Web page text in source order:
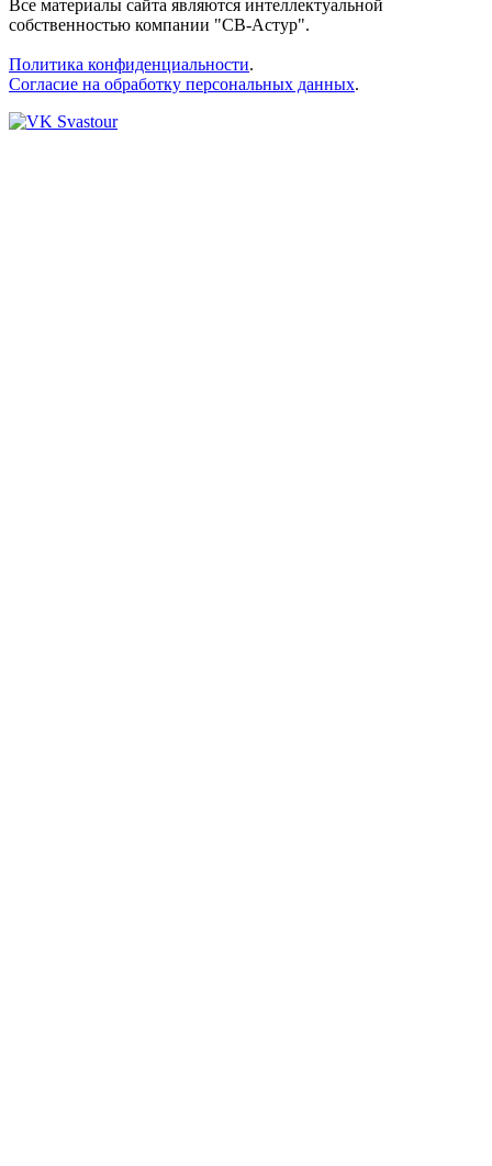
Все материалы сайта являются интеллектуальной
собственностью компании "СВ-Астур".
Политика конфиденциальности.
Согласие на обработку персональных данных.